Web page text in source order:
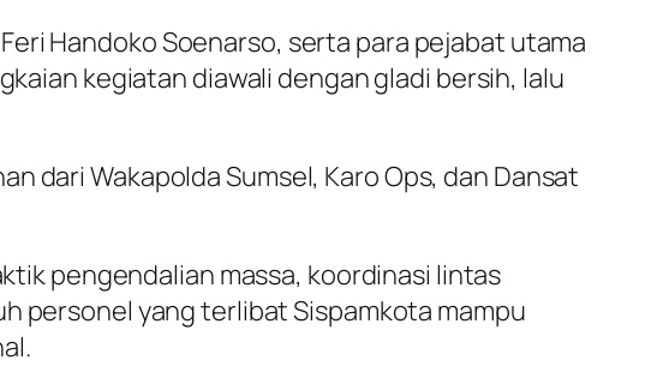
Handoko Soenarso, serta para pejabat utama
kegiatan diawali dengan gladi bersih, lalu
dari Wakapolda Sumsel, Karo Ops, dan Dansat
pengendalian massa, koordinasi lintas
personel yang terlibat Sispamkota mampu